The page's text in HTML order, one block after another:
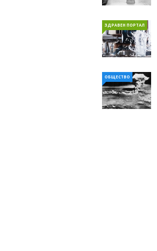
ЗДРАВЕН ПОРТАЛ
ОБЩЕСТВО